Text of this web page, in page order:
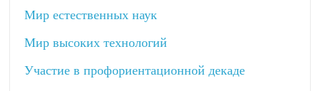
Мир естественных наук
Мир высоких технологий
Участие в профориентационной декаде